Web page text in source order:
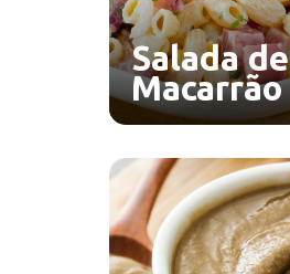
Salada de
Macarrão